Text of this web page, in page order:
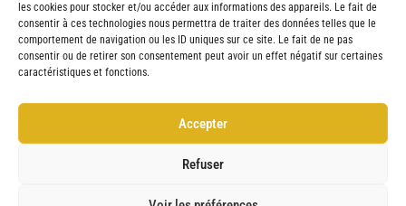
les cookies pour stocker et/ou accéder aux informations des appareils. Le fait de
consentir à ces technologies nous permettra de traiter des données telles que le
comportement de navigation ou les ID uniques sur ce site. Le fait de ne pas
consentir ou de retirer son consentement peut avoir un effet négatif sur certaines
caractéristiques et fonctions.
Accepter
Refuser
Mentions Légales
Conditions générales de vente
Politique de cookies (UE)